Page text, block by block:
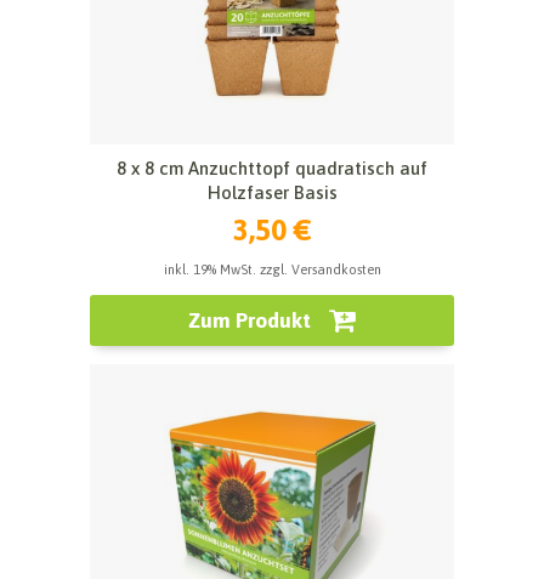
8 x 8 cm Anzuchttopf quadratisch auf
Holzfaser Basis
3,50 €
inkl. 19% MwSt. zzgl. Versandkosten
Zum Produkt